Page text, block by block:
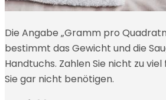
Die Angabe „Gramm pro
bestimmt das Gewicht und die
Handtuchs. Zahlen Sie nicht zu
Sie gar nicht benötigen.